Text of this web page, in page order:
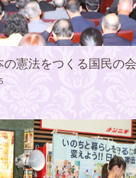
の憲法をつくる国民の